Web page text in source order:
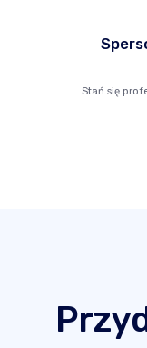
Stań się